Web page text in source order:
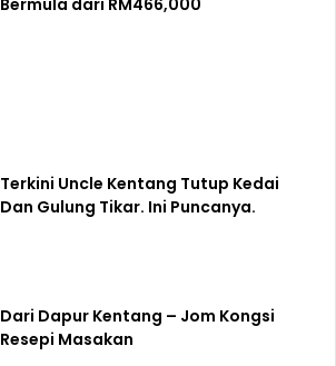
Bermula dari RM466,000
Terkini Uncle Kentang Tutup Kedai
Dan Gulung Tikar. Ini Puncanya.
Dari Dapur Kentang – Jom Kongsi
Resepi Masakan